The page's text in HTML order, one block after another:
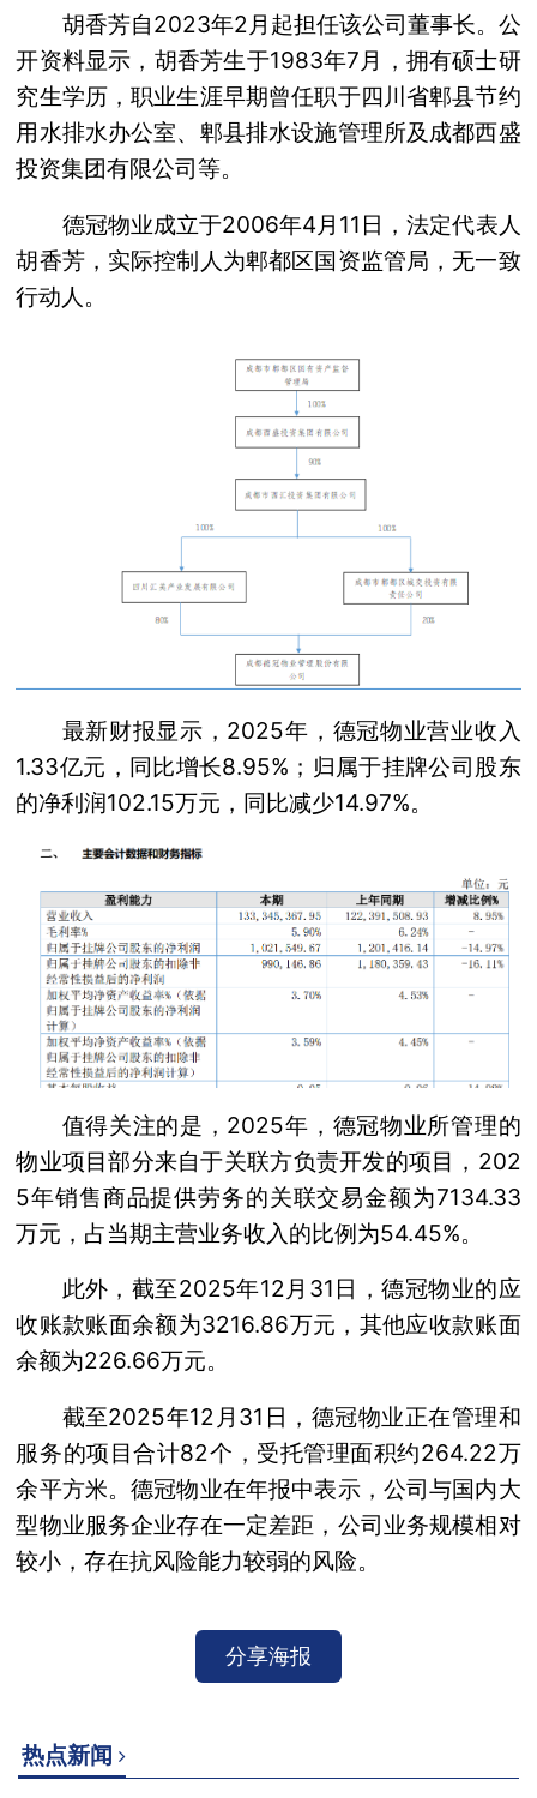
胡香芳自2023年2月起担任该公司董事长。公
开资料显示，胡香芳生于1983年7月，拥有硕士研
究生学历，职业生涯早期曾任职于四川省郫县节约
用水排水办公室、郫县排水设施管理所及成都西盛
投资集团有限公司等。
德冠物业成立于2006年4月11日，法定代表人
胡香芳，实际控制人为郫都区国资监管局，无一致
行动人。
最新财报显示，2025年，德冠物业营业收入
1.33亿元，同比增长8.95%；归属于挂牌公司股东
的净利润102.15万元，同比减少14.97%。
值得关注的是，2025年，德冠物业所管理的
物业项目部分来自于关联方负责开发的项目，202
5年销售商品提供劳务的关联交易金额为7134.33
万元，占当期主营业务收入的比例为54.45%。
此外，截至2025年12月31日，德冠物业的应
收账款账面余额为3216.86万元，其他应收款账面
余额为226.66万元。
截至2025年12月31日，德冠物业正在管理和
服务的项目合计82个，受托管理面积约264.22万
余平方米。德冠物业在年报中表示，公司与国内大
型物业服务企业存在一定差距，公司业务规模相对
较小，存在抗风险能力较弱的风险。
分享海报
热点新闻